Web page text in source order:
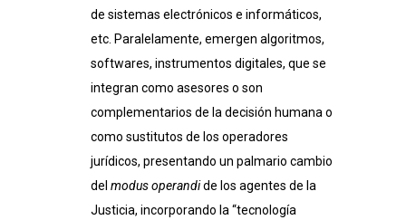
de sistemas electrónicos e informáticos,
etc. Paralelamente, emergen algoritmos,
softwares, instrumentos digitales, que se
integran como asesores o son
complementarios de la decisión humana o
como sustitutos de los operadores
jurídicos, presentando un palmario cambio
del modus operandide los agentes de la
Justicia, incorporando la “tecnología